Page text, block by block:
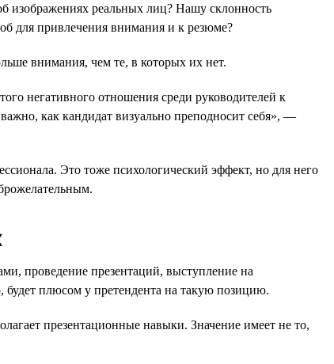
изображениях реальных лиц? Нашу склонность
для привлечения внимания и к резюме?
внимания, чем те, в которых их нет.
негативного отношения среди руководителей к
как кандидат визуально преподносит себя», —
Это тоже психологический эффект, но для него
проведение презентаций, выступление на
плюсом у претендента на такую позицию.
презентационные навыки. Значение имеет не то,